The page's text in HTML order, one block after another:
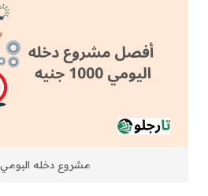
مشروع دخله اليومي 1000